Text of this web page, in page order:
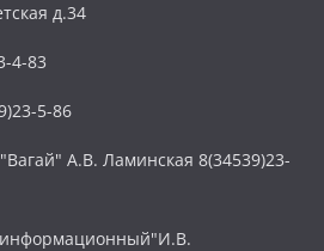
д.34
4-83
5-86
А.В. Ламинская 8(34539)23-
информационный"И.В.